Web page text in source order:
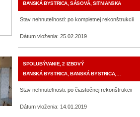
BANSKÁ BYSTRICA, SÁSOVÁ, SITNIANSKA
Stav nehnuteľnosti: po kompletnej rekonštrukcii
Dátum vloženia: 25.02.2019
SPOLUBÝVANIE, 2 IZBOVÝ
BANSKÁ BYSTRICA, BANSKÁ BYSTRICA,…
Stav nehnuteľnosti: po čiastočnej rekonštrukcii
Dátum vloženia: 14.01.2019